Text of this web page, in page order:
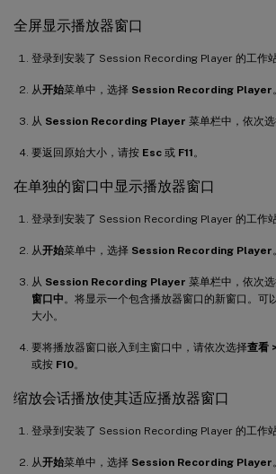
全屏显示播放器窗口
登录到安装了 Session Recording Player 的工作站
从开始菜单中，选择 Session Recording Player。
从 Session Recording Player 菜单栏中，依次
要返回原始大小，请按 Esc 或 F11。
在单独的窗口中显示播放器窗口
登录到安装了 Session Recording Player 的工作站
从开始菜单中，选择 Session Recording Player。
从 Session Recording Player 菜单栏中，依次
窗口中。将显示一个包含播放器窗口的新窗口。可
大小。
要将播放器窗口嵌入到主窗口中，请依次选择查看
或按 F10。
缩放会话播放使其适应播放器窗口
登录到安装了 Session Recording Player 的工作站
从开始菜单中，选择 Session Recording Player。